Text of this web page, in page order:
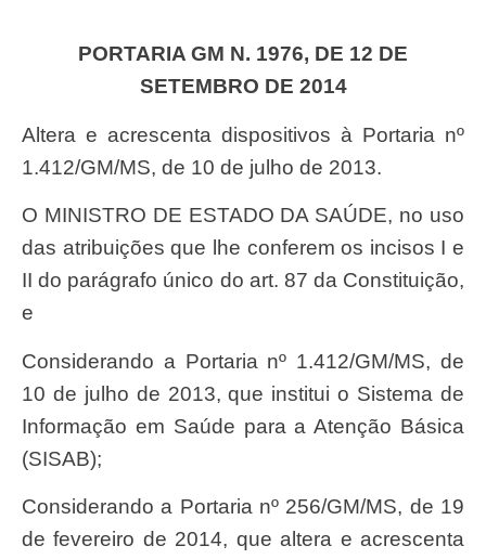
PORTARIA GM N. 1976, DE 12 DE
SETEMBRO DE 2014
Altera e acrescenta dispositivos à Portaria nº
1.412/GM/MS, de 10 de julho de 2013.
O MINISTRO DE ESTADO DA SAÚDE, no uso
das atribuições que lhe conferem os incisos I e
II do parágrafo único do art. 87 da Constituição,
e
considerando a Portaria nº 1.412/GM/MS, de
10 de julho de 2013, que institui o Sistema de
Informação em Saúde para a Atenção Básica
(SISAB);
considerando a Portaria nº 256/GM/MS, de 19
de fevereiro de 2014, que altera e acrescenta